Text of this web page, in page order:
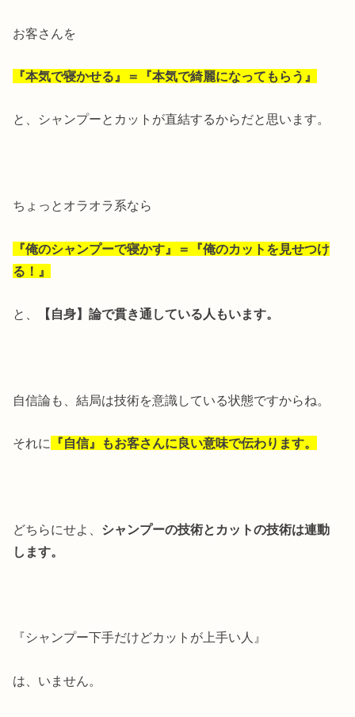
お客さんを
『本気で寝かせる』＝『本気で綺麗になってもらう』
と、シャンプーとカットが直結するからだと思います。
ちょっとオラオラ系なら
『俺のシャンプーで寝かす』＝『俺のカットを見せつけ
る！』
と、 【自身】論で貫き通している人もいます。
自信論も、結局は技術を意識している状態ですからね。
それに 『自信』もお客さんに良い意味で伝わります。
どちらにせよ、 シャンプーの技術とカットの技術は連動
します。
『シャンプー下手だけどカットが上手い人』
は、いません。